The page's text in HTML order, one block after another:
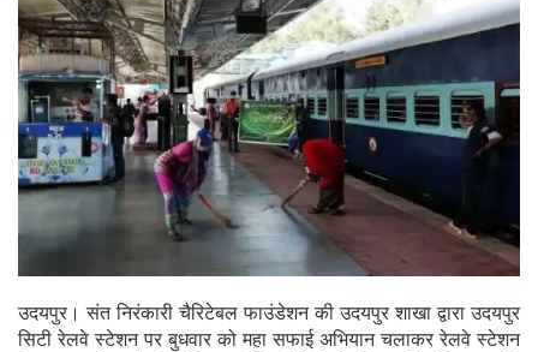
उदयपुर। संत निरंकारी चैरिटेबल फाउंडेशन की उदयपुर शाखा द्वारा उदयपुर
सिटी रेलवे स्टेशन पर बुधवार को महा सफाई अभियान चलाकर रेलवे स्टेशन